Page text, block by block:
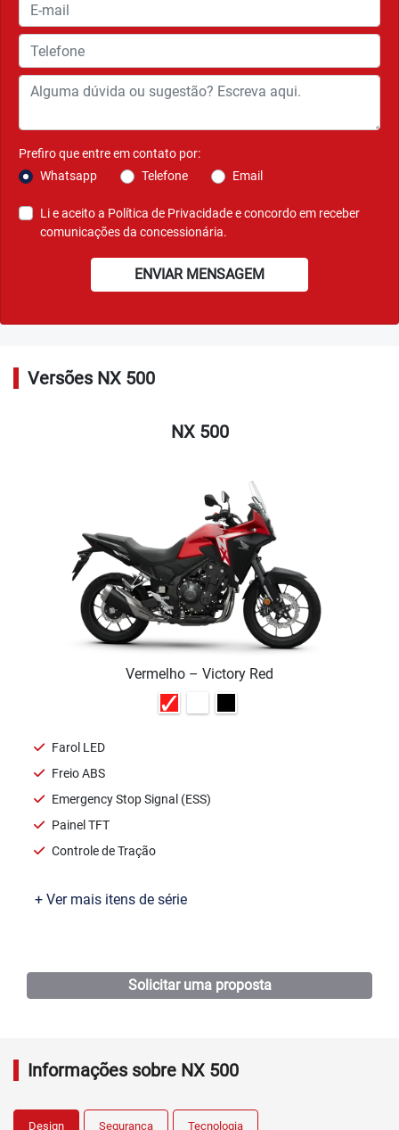
Prefiro que entre em contato por:
Whatsapp
Telefone Email
Li e aceito a Política de Privacidadee concordo em receber
comunicações da concessionária.
ENVIAR MENSAGEM
Versões NX 500
NX 500
Vermelho – Victory Red
Farol LED
Freio ABS
Emergency Stop Signal (ESS)
Painel TFT
Controle de Tração
+ Ver mais itens de série
Solicitar uma proposta
Informações sobre NX 500
Design Segurança Tecnologia